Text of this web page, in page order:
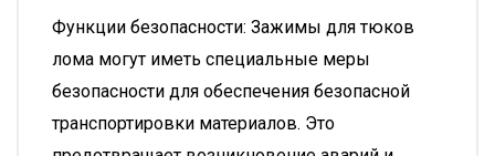
Функции безопасности: Зажимы для тюков
лома могут иметь специальные меры
безопасности для обеспечения безопасной
транспортировки материалов. Это